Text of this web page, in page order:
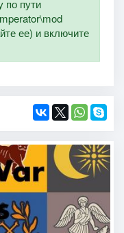
по пути
ее) и включите